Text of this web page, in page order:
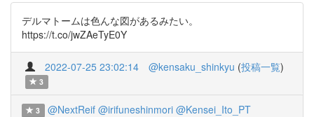
デルマトームは色んな図があるみたい。
https://t.co/jwZAeTyE0Y
2022-07-25 23:02:14 @kensaku_shinkyu (投稿一覧)
3
3 @NextReif @irifuneshinmori @Kensei_Ito_PT